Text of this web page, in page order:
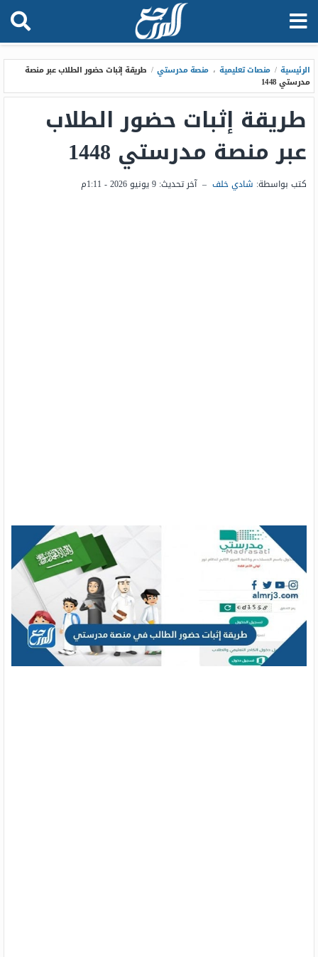
الرئيسية / منصات تعليمية ، منصة مدرستي / طريقة إثبات حضور الطلاب عبر منصة
مدرستي 1448
طريقة إثبات حضور الطلاب
عبر منصة مدرستي 1448
كتب بواسطة: شادي خلف – آخر تحديث: 9 يونيو 2026 - 1:11م